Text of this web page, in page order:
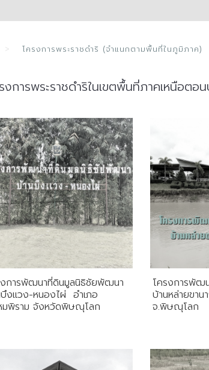
โครงการพระราชดำริ (จำแนกตามพื้นที่ในภูมิภาค)
งการพระราชดำริในเขตพื้นที่ภาคเหนือตอ
งการพัฒนาที่ดินมูลนิธิชัยพัฒนา
งแวง-หนองไผ่ อำเภอ
มพิราม จังหวัดพิษณุโลก
โครงการพัฒ
บ้านหล่ายขาน
จ.พิษณุโลก